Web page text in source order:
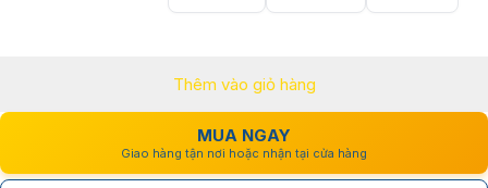
Thêm vào giỏ hàng
MUA NGAY
Giao hàng tận nơi hoặc nhận tại cửa hàng